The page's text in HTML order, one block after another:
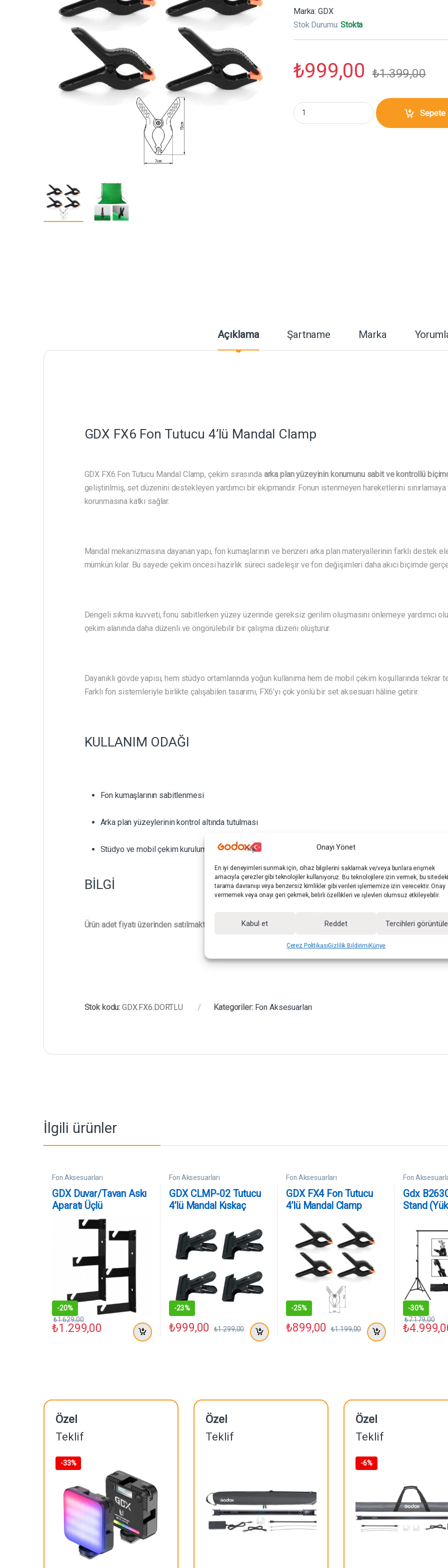
Onayı Yönet
En iyi deneyimleri sunmak için, cihaz bilgilerini saklamak ve/veya bunlara erişmek
amacıyla çerezler gibi teknolojiler kullanıyoruz. Bu teknolojilere izin vermek, bu
tarama davranışı veya benzersiz kimlikler gibi verileri işlememize izin verecektir. Onay
vermemek veya onayı geri çekmek, belirli özellikleri ve işlevleri olumsuz etkileyebilir.
Kabul et Reddet Tercihleri görüntüle
Çerez PolitikasıGizlilik BildirimiKünye
Marka: GDX
Stok Durumu:Stokta
₺999,00 ₺1.399,00
GDX FX6 Fon Tutucu 4'lü Mandal Clamp
Sepete
Açıklama Şartname Marka
GDX FX6 Fon Tutucu 4’lü Mandal Clamp
GDX FX6 Fon Tutucu Mandal Clamp, çekim sırasında arka plan yüzeyinin konumunu sabit ve kontrollü
geliştirilmiş, set düzenini destekleyen yardımcı bir ekipmandır. Fonun istenmeyen hareketlerini sınırlamaya
korunmasına katkı sağlar.
Mandal mekanizmasına dayanan yapı, fon kumaşlarının ve benzeri arka plan materyallerinin farklı destek
mümkün kılar. Bu sayede çekim öncesi hazırlık süreci sadeleşir ve fon değişimleri daha akıcı biçimde
Dengeli sıkma kuvveti, fonu sabitlerken yüzey üzerinde gereksiz gerilim oluşmasını önlemeye yardımcı
çekim alanında daha düzenli ve öngörülebilir bir çalışma düzeni oluşturur.
Dayanıklı gövde yapısı, hem stüdyo ortamlarında yoğun kullanıma hem de mobil çekim koşullarında tekrar
Farklı fon sistemleriyle birlikte çalışabilen tasarımı, FX6’yı çok yönlü bir set aksesuarı hâline getirir.
KULLANIM ODAĞI
Fon kumaşlarının sabitlenmesi
Arka plan yüzeylerinin kontrol altında tutulması
Stüdyo ve mobil çekim kurulumları
BİLGİ
Ürün adet fiyatı üzerinden satılmaktadır.
Stok kodu: GDX.FX6.DORTLU Kategoriler: Fon Aksesuarları
İlgili ürünler
Fon Aksesuarları
GDX Duvar/Tavan Askı
Aparatı Üçlü
-20%
₺1.299,00
₺1.629,00
Fon Aksesuarları
GDX CLMP-02 Tutucu
4’lü Mandal Kıskaç
Ekipman Sabitleme
Mandalı
-23%
₺999,00 ₺1.299,00
Fon Aksesuarları
GDX FX4 Fon Tutucu
4’lü Mandal Clamp
Sabitleme Mandalı
-25%
₺899,00 ₺1.199,00
Fon
Gdx
Stand
-30%
₺
₺7.179,00
Özel
Teklif
-33%
Özel
Teklif
Özel
Teklif
-6%